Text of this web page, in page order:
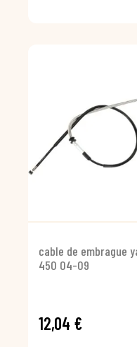
cable de embrague
450 04-09
12,04 €